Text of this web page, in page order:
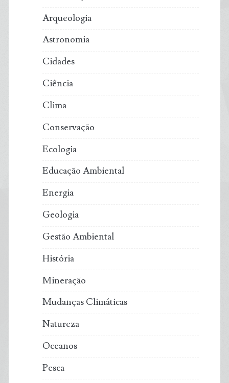
Arqueologia
Astronomia
Cidades
Ciência
Clima
Conservação
Ecologia
Educação Ambiental
Energia
Geologia
Gestão Ambiental
História
Mineração
Mudanças Climáticas
Natureza
Oceanos
Pesca